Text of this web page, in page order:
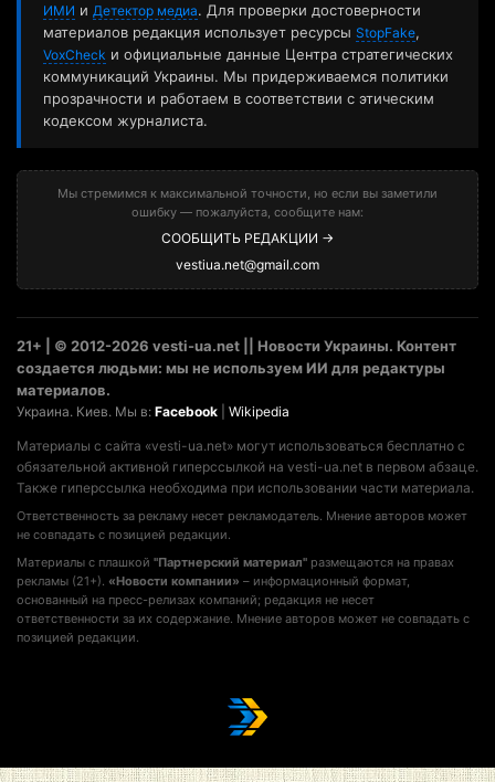
ИМИ и Детектор медиа. Для проверки достоверности
материалов редакция использует ресурсы StopFake,
VoxCheck и официальные данные Центра стратегических
коммуникаций Украины. Мы придерживаемся политики
прозрачности и работаем в соответствии с этическим
кодексом журналиста.
Мы стремимся к максимальной точности, но если вы заметили
ошибку — пожалуйста, сообщите нам:
СООБЩИТЬ РЕДАКЦИИ →
vestiua.net@gmail.com
21+ | © 2012-2026 vesti-ua.net || Новости Украины. Контент
создается людьми: мы не используем ИИ для редактуры
материалов.
Украина. Киев. Мы в: Facebook Wikipedia
Материалы с сайта «vesti-ua.net» могут использоваться бесплатно с
обязательной активной гиперссылкой на vesti-ua.net в первом абзаце.
Также гиперссылка необходима при использовании части материала.
Ответственность за рекламу несет рекламодатель. Мнение авторов может
не совпадать с позицией редакции.
Материалы с плашкой "Партнерский материал" размещаются на правах
рекламы (21+). «Новости компании» – информационный формат,
основанный на пресс-релизах компаний; редакция не несет
ответственности за их содержание. Мнение авторов может не совпадать с
позицией редакции.